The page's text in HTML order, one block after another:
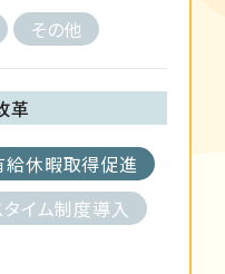
その他
革
給休暇取得促進
タイム制度導入